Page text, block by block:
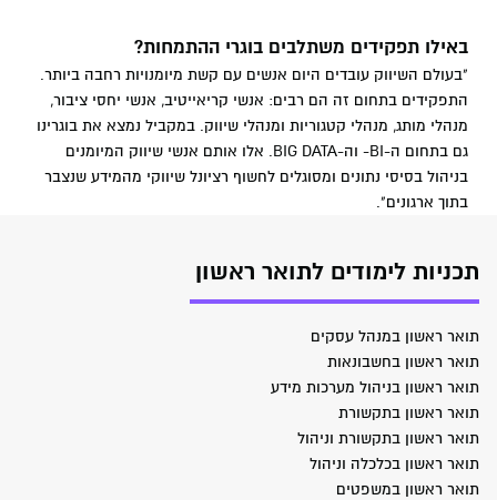
באילו תפקידים משתלבים בוגרי ההתמחות?
"בעולם השיווק עובדים היום אנשים עם קשת מיומנויות רחבה ביותר.
התפקידים בתחום זה הם רבים: אנשי קריאייטיב, אנשי יחסי ציבור,
מנהלי מותג, מנהלי קטגוריות ומנהלי שיווק. במקביל נמצא את בוגרינו
גם בתחום ה-BI- וה-BIG DATA. אלו אותם אנשי שיווק המיומנים
בניהול בסיסי נתונים ומסוגלים לחשוף רציונל שיווקי מהמידע שנצבר
בתוך ארגונים".
תכניות לימודים לתואר ראשון
תואר ראשון במנהל עסקים
תואר ראשון בחשבונאות
תואר ראשון בניהול מערכות מידע
תואר ראשון בתקשורת
תואר ראשון בתקשורת וניהול
תואר ראשון בכלכלה וניהול
תואר ראשון במשפטים